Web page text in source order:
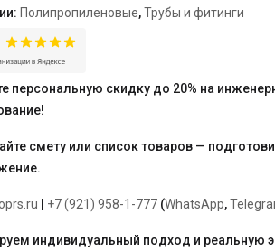
Полипропиленовые,Трубы и фитинги
персональную скидку до 20% на
смету или список товаров —
+7 (921) 958-1-777 (WhatsApp,
индивидуальный подход и реальную